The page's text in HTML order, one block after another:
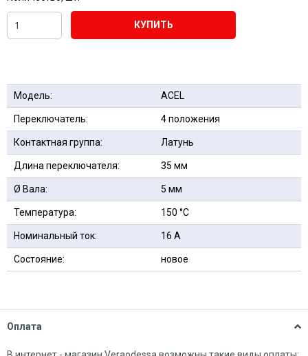
КУПИТЬ
Модель: ACEL
Переключатель: 4 положения
Контактная группа: Латунь
Длина переключателя: 35 мм
Ø Вала: 5 мм
Температура: 150 °С
Номинальный ток: 16 А
Состояние: новое
Оплата